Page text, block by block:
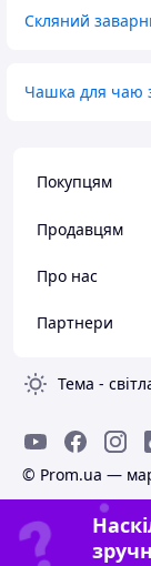
Скляний
Чашка для чаю
Покупцям
Продавцям
Про нас
Партнери
Тема -
© Prom.ua —